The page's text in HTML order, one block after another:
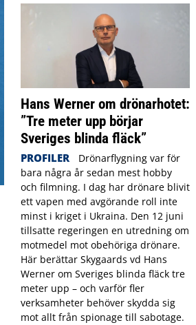
Hans Werner om drönarhotet:
”Tre meter upp börjar
Sveriges blinda fläck”
PROFILER
Drönarflygning var för
bara några år sedan mest hobby
och filmning. I dag har drönare blivit
ett vapen med avgörande roll inte
minst i kriget i Ukraina. Den 12 juni
tillsatte regeringen en utredning om
motmedel mot obehöriga drönare.
Här berättar Skygaards vd Hans
Werner om Sveriges blinda fläck tre
meter upp – och varför fler
verksamheter behöver skydda sig
mot allt från spionage till sabotage.